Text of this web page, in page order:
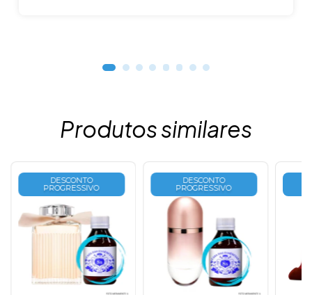
Produtos similares
DESCONTO
PROGRESSIVO
DESCONTO
PROGRESSIVO